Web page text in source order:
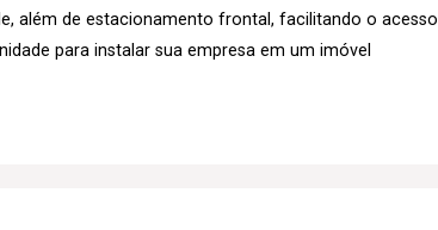
além de estacionamento frontal, facilitando o acesso
para instalar sua empresa em um imóvel